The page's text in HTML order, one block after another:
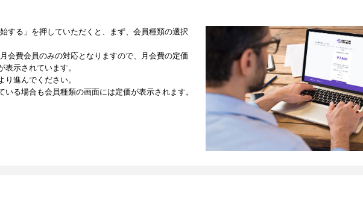
する」を押していただくと、まず、会員種類の選択
会費会員のみの対応となりますので、月会費の定価
示されています。
進んでください。
る場合も会員種類の画面には定価が表示されます。